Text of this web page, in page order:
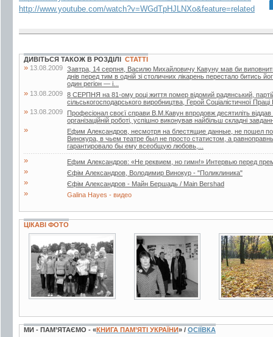
http://www.youtube.com/watch?v=WGdTpHJLNXo&feature=related
ДИВІТЬСЯ ТАКОЖ В РОЗДІЛІ СТАТТІ
» 13.08.2009 Завтра, 14 серпня, Василю Михайловичу Кавуну мав би
днів перед тим в одній зі столичних лікарень перестало битись
один регіон — і...
» 13.08.2009 8 СЕРПНЯ на 81-ому році життя помер відомий радянський,
сільськогосподарського виробництва, Герой Соціалістичної
» 13.08.2009
Професіонал своєї справи В.М.Кавун впродовж десятиліть віддав
організаційній роботі, успішно виконував найбільш складні
»
Ефим Александров, несмотря на блестящие данные, не пошел по
Винокура, в чьем театре был не просто статистом, а
гарантировало бы ему всеобщую любовь,...
» Ефим Александров: «Не реквием, но гимн!» Интервью перед
» Єфім Александров, Володимир Винокур - "Поликлиника"
» Єфім Александров - Майн Бершадь / Main Bershad
» Galina Hayes - видео
ЦІКАВІ ФОТО
2 фото 9 фото
МИ - ПАМ’ЯТАЄМО - «КНИГА ПАМ’ЯТІ УКРАЇНИ» / ОСІЇВКА